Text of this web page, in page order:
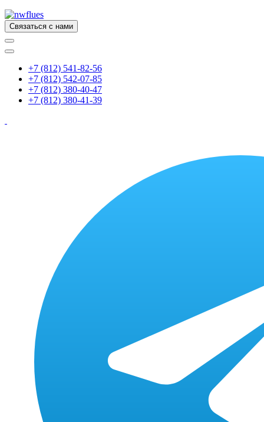
Связаться с нами
+7 (812) 541-82-56
+7 (812) 542-07-85
+7 (812) 380-40-47
+7 (812) 380-41-39